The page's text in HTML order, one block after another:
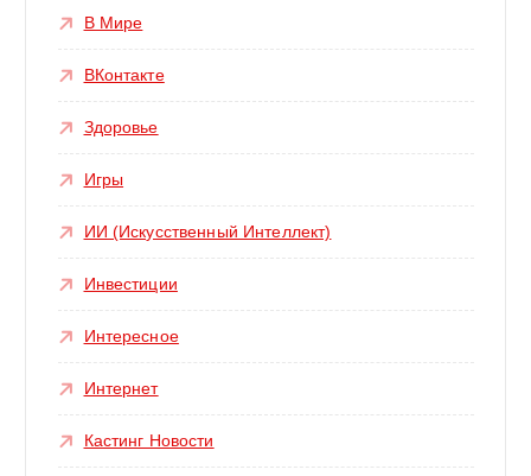
В Мире
ВКонтакте
Здоровье
Игры
ИИ (Искусственный Интеллект)
Инвестиции
Интересное
Интернет
Кастинг Новости